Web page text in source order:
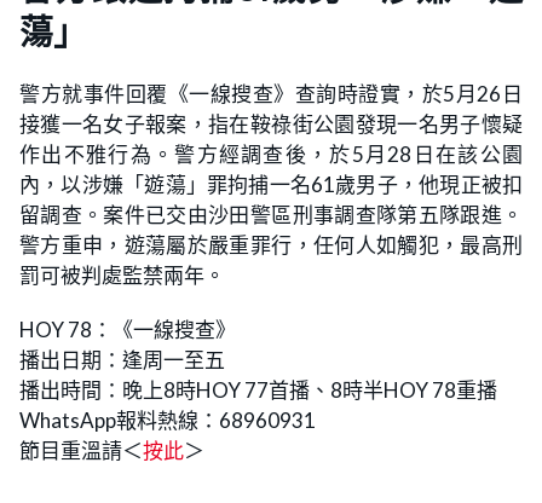
蕩」
警方就事件回覆《一線搜查》查詢時證實，於5月26日
接獲一名女子報案，指在鞍祿街公園發現一名男子懷疑
作出不雅行為。警方經調查後，於5月28日在該公園
內，以涉嫌「遊蕩」罪拘捕一名61歲男子，他現正被扣
留調查。案件已交由沙田警區刑事調查隊第五隊跟進。
警方重申，遊蕩屬於嚴重罪行，任何人如觸犯，最高刑
罰可被判處監禁兩年。
HOY 78：《一線搜查》
播出日期：逢周一至五
播出時間：晚上8時HOY 77首播、8時半HOY 78重播
WhatsApp報料熱線：68960931
節目重溫請＜按此＞